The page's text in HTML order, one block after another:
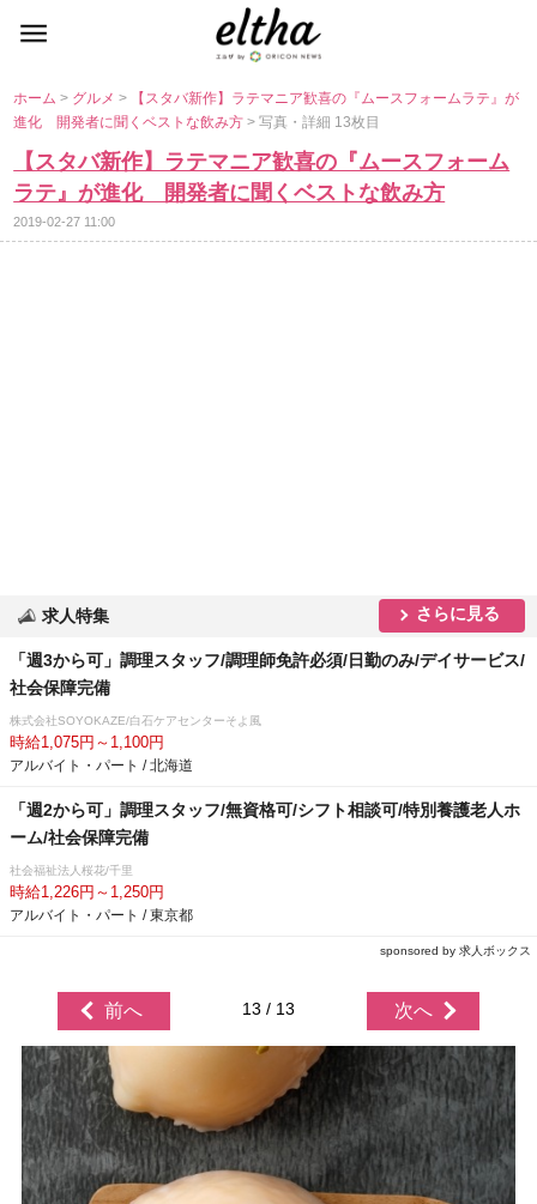
ホーム> グルメ>
【スタバ新作】ラテマニア歓喜の『ムースフォームラテ』が
進化 開発者に聞くベストな飲み方> 写真・詳細 13枚目
【スタバ新作】ラテマニア歓喜の『ムースフォーム
ラテ』が進化 開発者に聞くベストな飲み方
2019-02-27 11:00
求人特集 さらに見る
「週3から可」調理スタッフ/調理師免許必須/日勤のみ/デイサービス/
社会保障完備
株式会社SOYOKAZE/白石ケアセンターそよ風
時給1,075円～1,100円
アルバイト・パート / 北海道
「週2から可」調理スタッフ/無資格可/シフト相談可/特別養護老人ホ
ーム/社会保障完備
社会福祉法人桜花/千里
時給1,226円～1,250円
アルバイト・パート / 東京都
sponsored by 求人ボックス
前へ 13 / 13 次へ